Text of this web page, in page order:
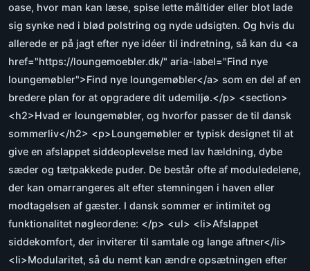
oase, hvor man kan læse, spise lette måltider eller blot lade
sig synke ned i blød polstring og nyde udsigten. Og hvis du
allerede er på jagt efter nye idéer til indretning, så kan du <a
href="https://loungemoebler.dk/" aria-label="Find nye
loungemøbler">Find nye loungemøbler</a> som en del af en
bredere plan for at opgradere dit udemiljø.</p> <section>
<h2>Hvad er loungemøbler, og hvorfor passer de til dansk
sommerliv</h2> <p>Loungemøbler er typisk designet til at
give en afslappet siddeoplevelse med lav hældning, dybe
sæder og tætpakkede puder. De består ofte af moduledelene,
der kan omarrangeres alt efter stemningen i haven eller
modtagelsen af gæster. I dansk sommer er intimitet og
funktionalitet nøgleordene: </p> <ul> <li>Afslappet
siddekomfort, der inviterer til samtale og lange aftner</li>
<li>Modularitet, så du nemt kan ændre opsætningen efter